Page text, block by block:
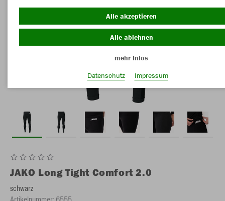
JAKO Long Tight Comfort 2.0
schwarz
Artikelnummer: 6555
Alle akzeptieren
Alle ablehnen
mehr Infos
Datenschutz
Impressum